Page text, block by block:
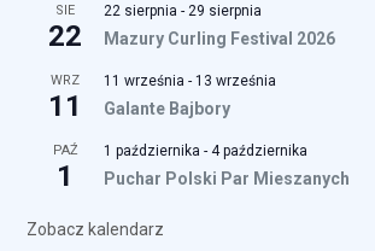
SIE
22
22 sierpnia -29 sierpnia
Mazury Curling Festival 2026
WRZ
11
11 września - 13 września
Galante Bajbory
PAŹ
1
1 października - 4 października
Puchar Polski Par Mieszanych
Zobacz kalendarz